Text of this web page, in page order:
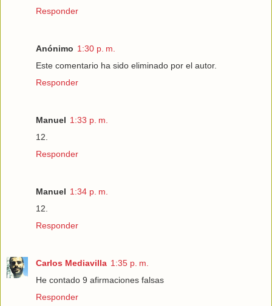
Responder
Anónimo 1:30 p. m.
Este comentario ha sido eliminado por el autor.
Responder
Manuel 1:33 p. m.
12.
Responder
Manuel 1:34 p. m.
12.
Responder
Carlos Mediavilla 1:35 p. m.
He contado 9 afirmaciones falsas
Responder